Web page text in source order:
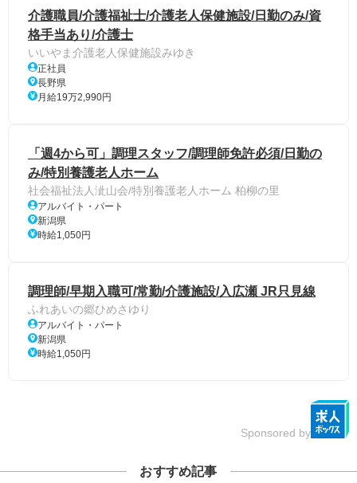
介護職員/介護福祉士/介護老人保健施設/日勤のみ/資
格手当あり/介護士
いいやま介護老人保健施設みゆき
正社員
長野県
月給19万2,990円
「週4から可」調理スタッフ/調理師免許必須/日勤の
み/特別養護老人ホーム
社会福祉法人泚山会/特別養護老人ホーム 柏柳の里
アルバイト・パート
新潟県
時給1,050円
調理師/早期入職可/常勤/介護施設/入広瀬 JR只見線
ふれあいの郷ひめさゆり
アルバイト・パート
新潟県
時給1,050円
Sponsored by
おすすめ記事